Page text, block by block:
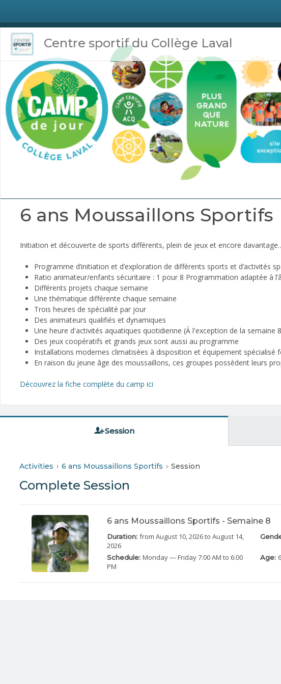
Centre sportif du Collège Laval
6 ans Moussaillons Sportifs
Initiation et découverte de sports différents, plein de jeux et encore
Programme d’initiation et d’exploration de différents sports et d’activités
Ratio animateur/enfants sécuritaire : 1 pour 8 Programmation adaptée à
Différents projets chaque semaine
Une thématique différente chaque semaine
Trois heures de spécialité par jour
Des animateurs qualifiés et dynamiques
Une heure d'activités aquatiques quotidienne (À l'exception de la semaine
Des jeux coopératifs et grands jeux sont aussi au programme
Installations modernes climatisées à disposition et équipement spécialisé
En raison du jeune âge des moussaillons, ces groupes possèdent leurs
Découvrez la fiche complète du camp ici
Session
Activities 6 ans Moussaillons Sportifs Session
Complete Session
6 ans Moussaillons Sportifs - Semaine 8
Duration: from August 10, 2026to August 14,
2026
Schedule: Monday— Friday7:00 AM to 6:00
PM
Age: